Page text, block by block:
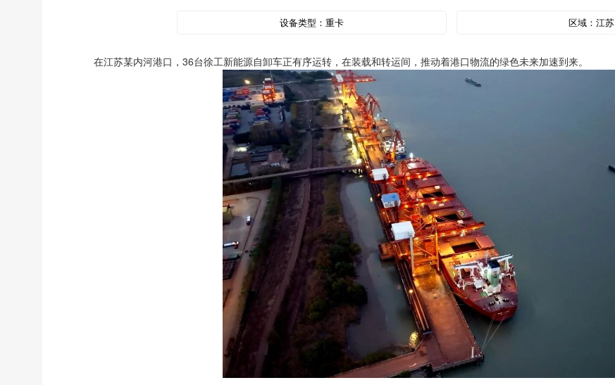
设备类型：重卡 区域：江苏
在江苏某内河港口，36台徐工新能源自卸车正有序运转，在装载和转运间，推动着港口物流的绿色未来加速到来。